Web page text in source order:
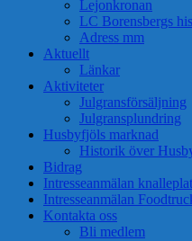
Lejonkronan
LC Borensbergs
Adress mm
Aktuellt
Länkar
Aktiviteter
Julgransförsäljning
Julgransplundring
Husbyfjöls marknad
Historik över
Bidrag
Intresseanmälan
Intresseanmälan
Kontakta oss
Bli medlem